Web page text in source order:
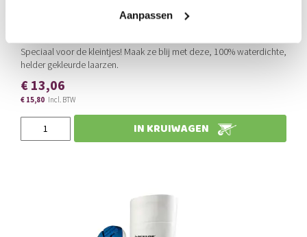
Aanpassen
Speciaal voor de kleintjes! Maak ze blij met deze, 100% waterdichte,
helder gekleurde laarzen.
€ 15,80
€ 13,06
IN KRUIWAGEN